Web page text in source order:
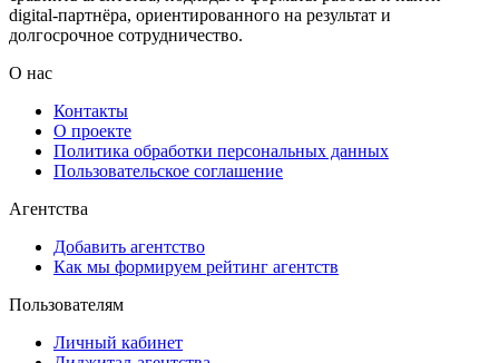
digital-партнёра, ориентированного на результат и
долгосрочное сотрудничество.
О нас
Контакты
О проекте
Политика обработки персональных данных
Пользовательское соглашение
Агентства
Добавить агентство
Как мы формируем рейтинг агентств
Пользователям
Личный кабинет